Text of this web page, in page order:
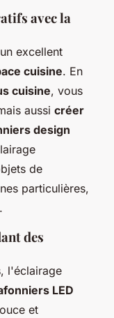
avec la
excellent
cuisine. En
cuisine, vous
aussi créer
design
de
particulières,
des
l'éclairage
LED
et